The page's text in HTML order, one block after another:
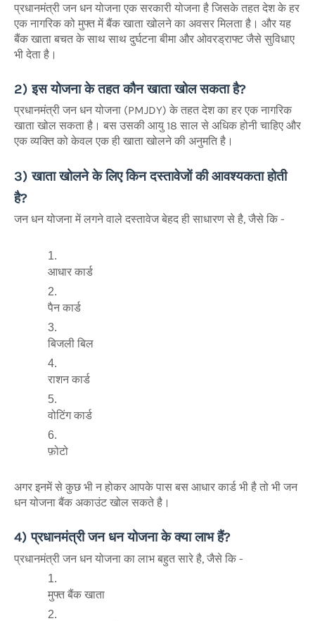
प्रधानमंत्री जन धन योजना एक सरकारी योजना है जिसके तहत देश के हर
एक नागरिक को मुफ्त में बैंक खाता खोलने का अवसर मिलता है। और यह
बैंक खाता बचत के साथ साथ दुर्घटना बीमा और ओवरड्राफ्ट जैसे सुविधाए
भी देता है।
2) इस योजना के तहत कौन खाता खोल सकता है?
प्रधानमंत्री जन धन योजना (PMJDY) के तहत देश का हर एक नागरिक
खाता खोल सकता है। बस उसकी आयु 18 साल से अधिक होनी चाहिए और
एक व्यक्ति को केवल एक ही खाता खोलने की अनुमति है।
3) खाता खोलने के लिए किन दस्तावेजों की आवश्यकता होती
है?
जन धन योजना में लगने वाले दस्तावेज बेहद ही साधारण से है, जैसे कि -
आधार कार्ड
पैन कार्ड
बिजली बिल
राशन कार्ड
वोटिंग कार्ड
फ़ोटो
अगर इनमें से कुछ भी न होकर आपके पास बस आधार कार्ड भी है तो भी जन
धन योजना बैंक अकाउंट खोल सकते है।
4) प्रधानमंत्री जन धन योजना के क्या लाभ हैं?
प्रधानमंत्री जन धन योजना का लाभ बहुत सारे है, जैसे कि -
मुफ्त बैंक खाता